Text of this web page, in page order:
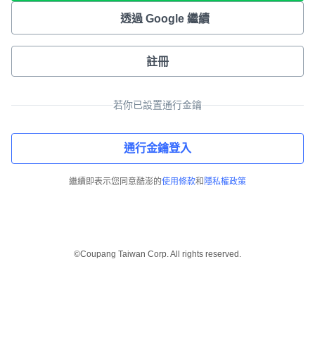
透過 Google 繼續
註冊
若你已設置通行金鑰
通行金鑰登入
繼續即表示您同意酷澎的使用條款和 隱私權政策
©Coupang Taiwan Corp. All rights reserved.